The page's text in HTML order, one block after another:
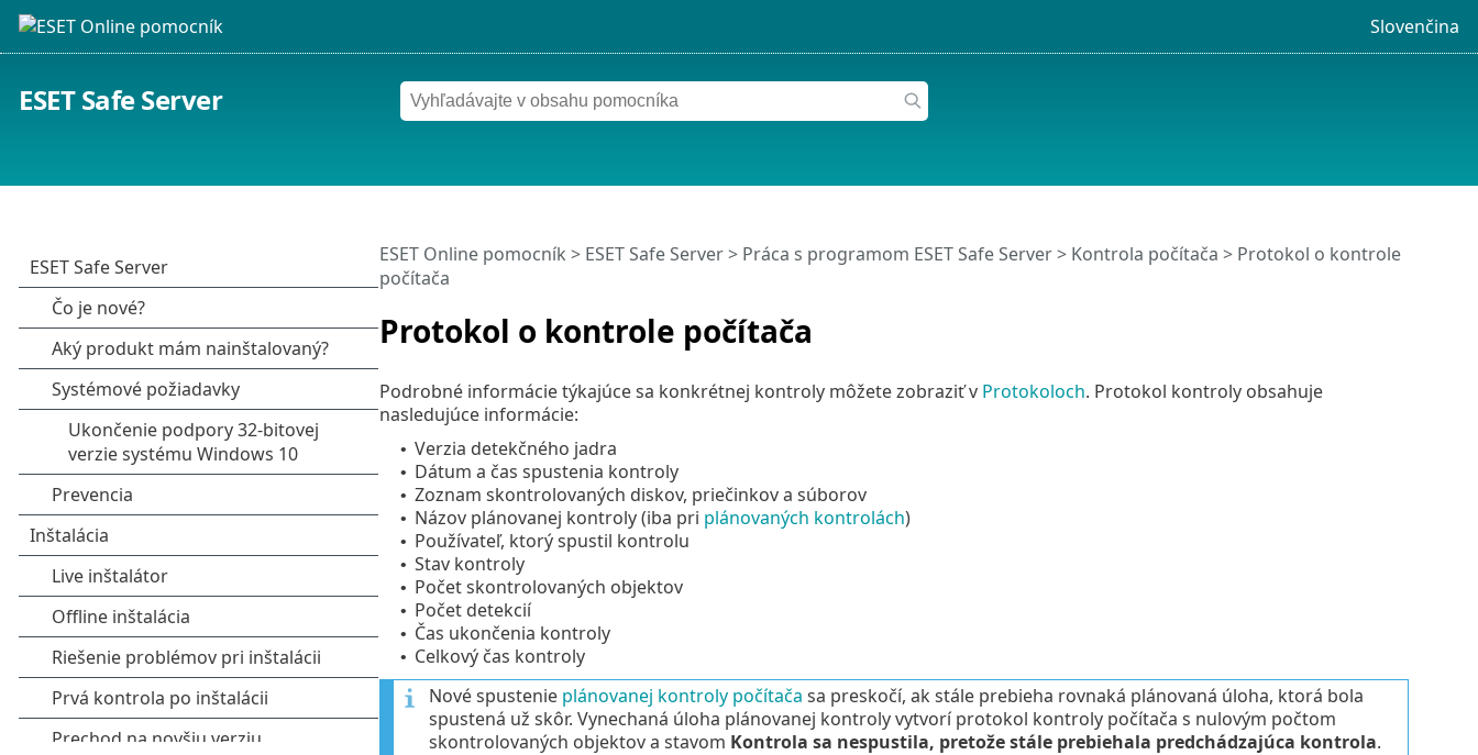
Slovenčina
ESET Safe Server
Protokol o kontrole počítača
ESET Online pomocník > ESET Safe Server> Práca s programom ESET Safe Server> Kontrola počítača > Protokol o kontrole
počítača
Podrobné informácie týkajúce sa konkrétnej kontroly môžete zobraziť v Protokoloch. Protokol kontroly obsahuje
nasledujúce informácie:
• Verzia detekčného jadra
• Dátum a čas spustenia kontroly
• Zoznam skontrolovaných diskov, priečinkov a súborov
• Názov plánovanej kontroly (iba pri plánovaných kontrolách)
• Používateľ, ktorý spustil kontrolu
• Stav kontroly
• Počet skontrolovaných objektov
• Počet detekcií
• Čas ukončenia kontroly
• Celkový čas kontroly
Nové spustenie plánovanej kontroly počítača sa preskočí, ak stále prebieha rovnaká plánovaná úloha, ktorá bola
spustená už skôr. Vynechaná úloha plánovanej kontroly vytvorí protokol kontroly počítača s nulovým počtom
skontrolovaných objektov a stavom Kontrola sa nespustila, pretože stále prebiehala predchádzajúca kontrola.